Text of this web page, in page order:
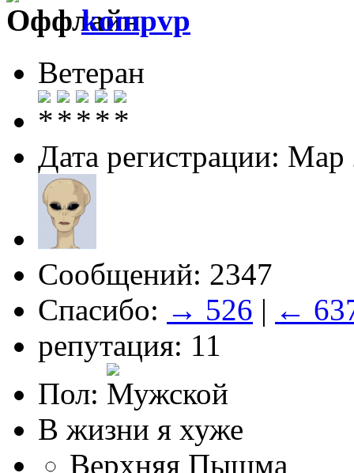
kompvp
Ветеран
Дата регистрации: Мар
Сообщений: 2347
Спасибо: → 526 | ←
репутация: 11
Пол:
В жизни я хуже
Верхняя Пышма